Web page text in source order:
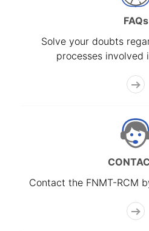
FAQs
Solve your doubts
processes involved
Contact the FNMT-RCM